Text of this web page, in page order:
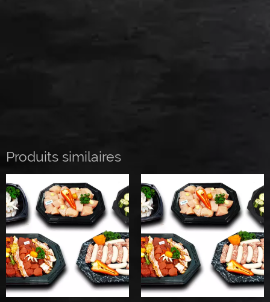
Produits similaires